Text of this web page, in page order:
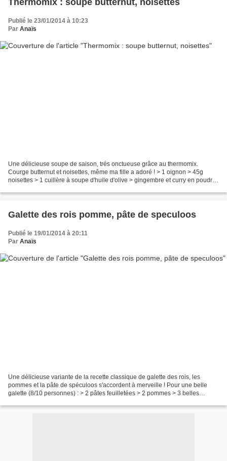
Publié le 23/01/2014 à 10:23
Par Anaïs
Une délicieuse soupe de saison, trés onctueuse grâce au thermomix.
Courge butternut et noisettes, même ma fille a adoré ! > 1 oignon > 45g
noisettes > 1 cuillère à soupe d'huile d'olive > gingembre et curry en poudre
Galette des rois pomme, pâte de speculoos
Publié le 19/01/2014 à 20:11
Par Anaïs
Une délicieuse variante de la recette classique de galette des rois, les
pommes et la pâte de spéculoos s'accordent à merveille ! Pour une belle
galette (8/10 personnes) : > 2 pâtes feuilletées > 2 pommes > 3 belles